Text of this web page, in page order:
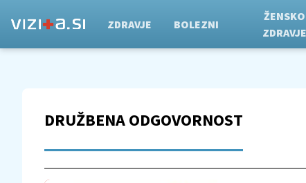
ZDRAVJE BOLEZNI
ŽENSKO
ZDRAVJE
DRUŽBENA ODGOVORNOST